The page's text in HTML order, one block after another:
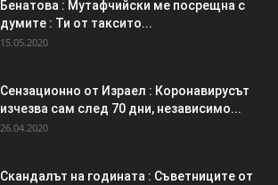
Бенатова : Мутафчийски ме посрещна с
думите : Ти от таксито...
15.05.2020
Сензационно от Израел : Коронавирусът
изчезва сам след 70 дни, независимо...
26.04.2020
Скандалът на годината : Съветниците от